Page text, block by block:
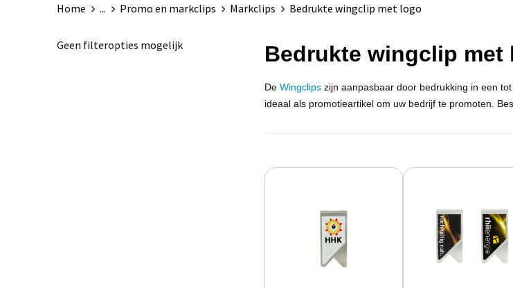
Home ... Promo en markclips Markclips Bedrukte wingclip met logo
Geen filteropties mogelijk Bedrukte wingclip met
De Wingclipszijn aanpasbaar door bedrukking in een
ideaal als promotieartikel om uw bedrijf te promoten.